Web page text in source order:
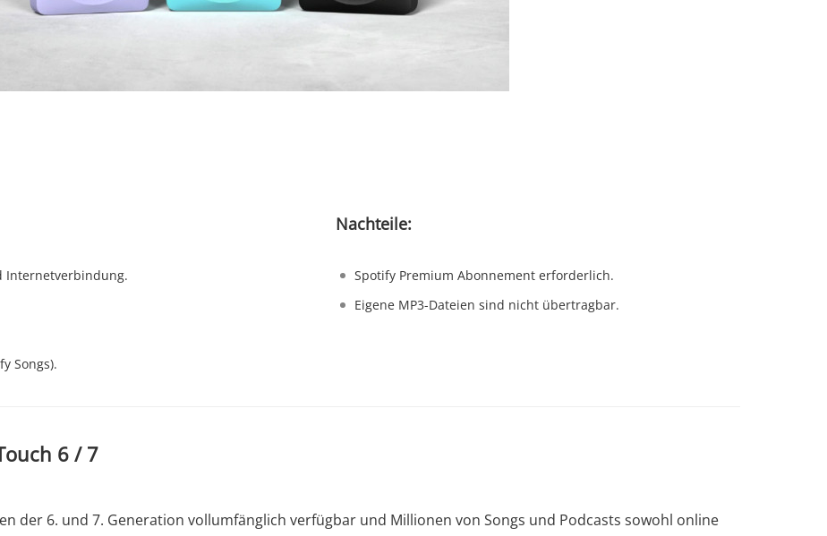
Internetverbindung.
Songs).
Nachteile:
Spotify Premium Abonnement erforderlich.
Eigene MP3-Dateien sind nicht übertragbar.
6 / 7
der 6. und 7. Generation vollumfänglich verfügbar und Millionen von Songs und Podcasts sowohl online